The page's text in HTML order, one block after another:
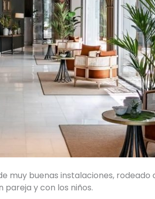
muy buenas instalaciones,
pareja y con los niños.